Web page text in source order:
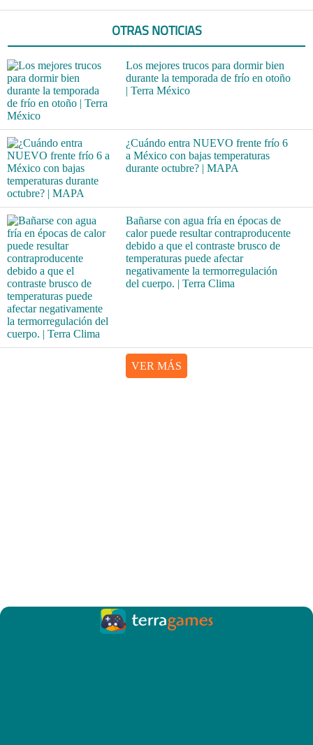
OTRAS NOTICIAS
Los mejores trucos para dormir bien
durante la temporada de frío en otoño
| Terra México
¿Cuándo entra NUEVO frente frío 6
a México con bajas temperaturas
durante octubre? | MAPA
Bañarse con agua fría en épocas de
calor puede resultar contraproducente
debido a que el contraste brusco de
temperaturas puede afectar
negativamente la termorregulación
del cuerpo. | Terra Clima
VER MÁS